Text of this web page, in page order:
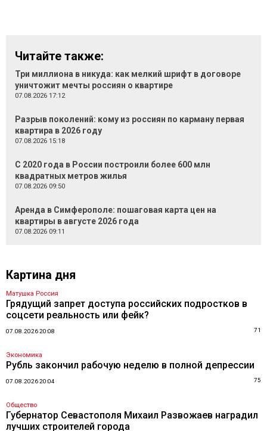
Читайте также:
Три миллиона в никуда: как мелкий шрифт в договоре
уничтожит мечты россиян о квартире
07.08.2026 17:12
Разрыв поколений: кому из россиян по карману первая
квартира в 2026 году
07.08.2026 15:18
С 2020 года в России построили более 600 млн
квадратных метров жилья
07.08.2026 09:50
Аренда в Симферополе: пошаговая карта цен на
квартиры в августе 2026 года
07.08.2026 09:11
Картина дня
Матушка Россия
Грядущий запрет доступа российских подростков в
соцсети реальность или фейк?
07.08.2026 20:08 71
Экономика
Рубль закончил рабочую неделю в полной депрессии
07.08.2026 20:04 75
Общество
Губернатор Севастополя Михаил Развожаев наградил
лучших строителей города